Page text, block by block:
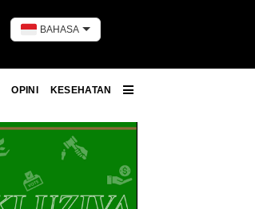
BAHASA
OPINI
KESEHATAN